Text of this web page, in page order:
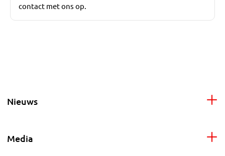
contact met ons op.
Nieuws
Media